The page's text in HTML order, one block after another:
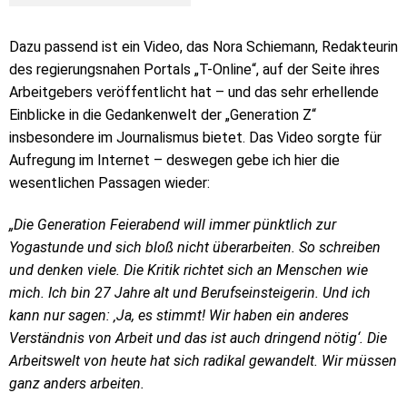
Dazu passend ist ein Video, das Nora Schiemann, Redakteurin
des regierungsnahen Portals „T-Online“, auf der Seite ihres
Arbeitgebers veröffentlicht hat – und das sehr erhellende
Einblicke in die Gedankenwelt der „Generation Z“
insbesondere im Journalismus bietet. Das Video sorgte für
Aufregung im Internet – deswegen gebe ich hier die
wesentlichen Passagen wieder:
„Die Generation Feierabend will immer pünktlich zur
Yogastunde und sich bloß nicht überarbeiten. So schreiben
und denken viele. Die Kritik richtet sich an Menschen wie
mich. Ich bin 27 Jahre alt und Berufseinsteigerin. Und ich
kann nur sagen: ‚Ja, es stimmt! Wir haben ein anderes
Verständnis von Arbeit und das ist auch dringend nötig‘. Die
Arbeitswelt von heute hat sich radikal gewandelt. Wir müssen
ganz anders arbeiten.